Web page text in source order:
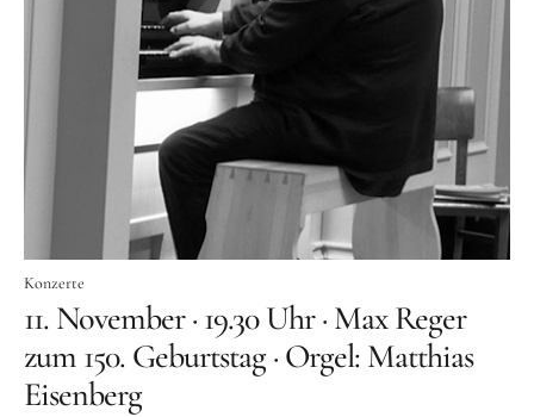
Konzerte
11. November · 19.30 Uhr · Max Reger
zum 150. Geburtstag · Orgel: Matthias
Eisenberg